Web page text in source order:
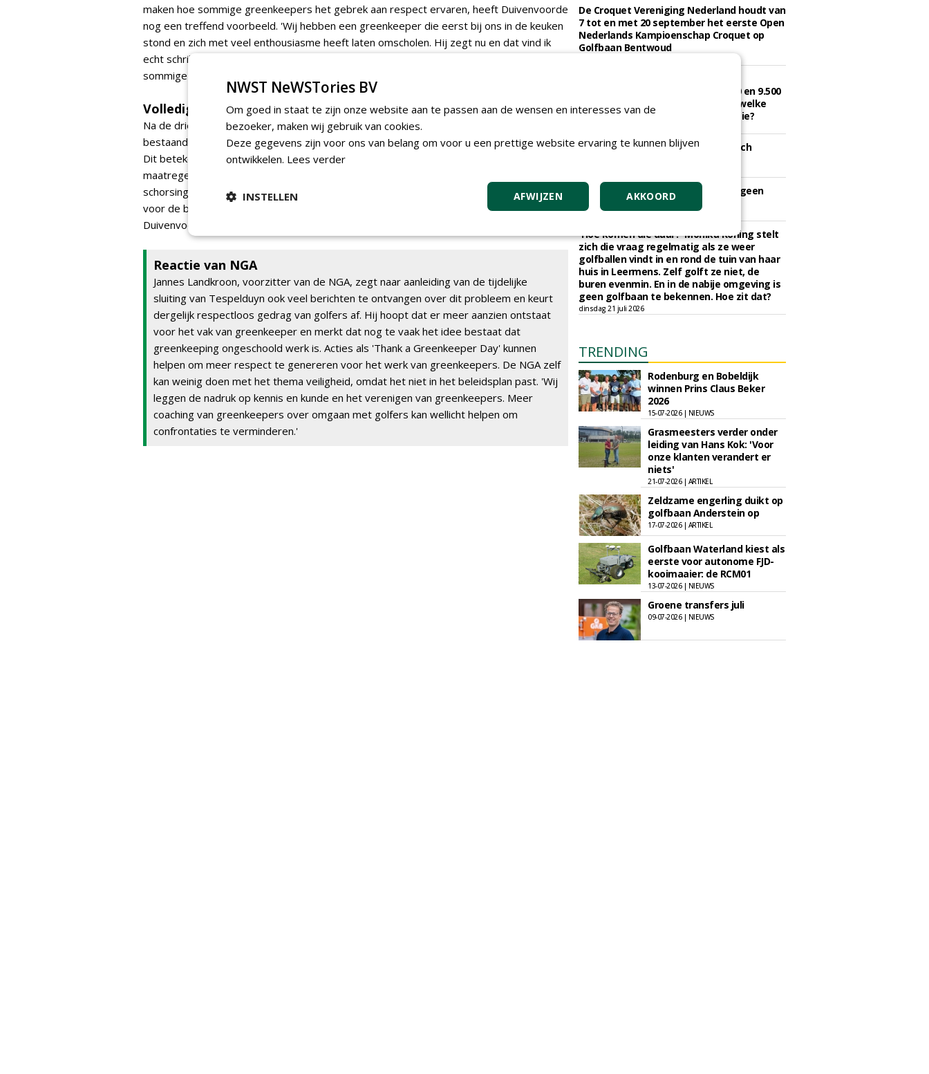
maken hoe sommige greenkeepers het gebrek aan respect ervaren, heeft Duivenvoorde
nog een treffend voorbeeld. 'Wij hebben een greenkeeper die eerst bij ons in de keuken
stond en zich met veel enthousiasme heeft laten omscholen. Hij zegt nu en dat vind ik
echt schrikken, 'het voelt of je in je bek gespuugd wordt'. Zo weinig respect is er bij
sommige golfers. Dat moet stoppen.'
Volledige uitsluiting
Na de drie dagen van volledige sluiting zal Tespelduyn vanaf donderdag ook het
bestaande waarschuwings- en sanctiebeleid 'verstevigd toepassen', vertelt de directeur.
Dit betekent dat er na een melding door het management besloten zal worden welke
maatregel er genomen dient te worden. Dat varieert van een waarschuwing tot tijdelijke
schorsing en uiteindelijk volledige uitsluiting. 'Alleen met respect voor de greenkeepers,
voor de baan en voor elkaar kan golfplezier worden behouden en mogelijk blijven', stelt
Duivenvoorde.
Reactie van NGA
Jannes Landkroon, voorzitter van de NGA, zegt naar aanleiding van de tijdelijke
sluiting van Tespelduyn ook veel berichten te ontvangen over dit probleem en keurt
dergelijk respectloos gedrag van golfers af. Hij hoopt dat er meer aanzien ontstaat
voor het vak van greenkeeper en merkt dat nog te vaak het idee bestaat dat
greenkeeping ongeschoold werk is. Acties als 'Thank a Greenkeeper Day' kunnen
helpen om meer respect te genereren voor het werk van greenkeepers. De NGA zelf
kan weinig doen met het thema veiligheid, omdat het niet in het beleidsplan past. 'Wij
leggen de nadruk op kennis en kunde en het verenigen van greenkeepers. Meer
coaching van greenkeepers over omgaan met golfers kan wellicht helpen om
confrontaties te verminderen.'
De Croquet Vereniging Nederland houdt van
7 tot en met 20 september het eerste Open
Nederlands Kampioenschap Croquet op
Golfbaan Bentwoud
Nederland in 2026 tussen de 321,50 en 9.500
euro. Waar betaal je het minst en welke
clubs vragen de hoogste contributie?
Op Ameland gaan golf en ecologisch
Robotmaaiers op de golfbaan zijn geen
toekomstmuziek meer
'Hoe komen die daar?' Monika Koning stelt
zich die vraag regelmatig als ze weer
golfballen vindt in en rond de tuin van haar
huis in Leermens. Zelf golft ze niet, de
buren evenmin. En in de nabije omgeving is
geen golfbaan te bekennen. Hoe zit dat?
dinsdag 21 juli 2026
TRENDING
Rodenburg en Bobeldijk
winnen Prins Claus Beker
2026
15-07-2026 | NIEUWS
Grasmeesters verder onder
leiding van Hans Kok: 'Voor
onze klanten verandert er
niets'
21-07-2026 | ARTIKEL
Zeldzame engerling duikt op
golfbaan Anderstein op
17-07-2026 | ARTIKEL
Golfbaan Waterland kiest als
eerste voor autonome FJD-
kooimaaier: de RCM01
13-07-2026 | NIEUWS
Groene transfers juli
09-07-2026 | NIEUWS
NWST NeWSTories BV
Om goed in staat te zijn onze website aan te passen aan de wensen en interesses van de
bezoeker, maken wij gebruik van cookies.
Deze gegevens zijn voor ons van belang om voor u een prettige website ervaring te kunnen blijven
ontwikkelen. Lees verder
AKKOORD
AFWIJZEN
INSTELLEN